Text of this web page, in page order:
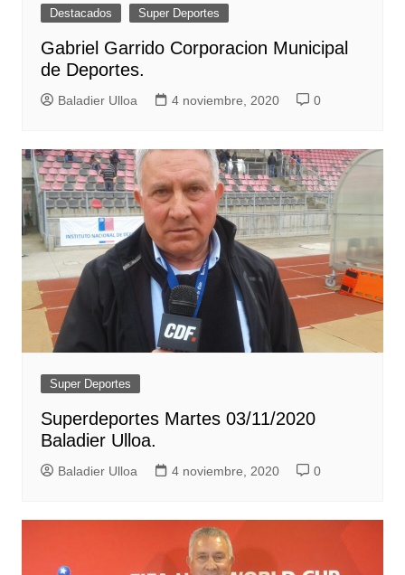
Destacados Super Deportes
Gabriel Garrido Corporacion Municipal
de Deportes.
Baladier Ulloa 4 noviembre, 2020 0
Super Deportes
Superdeportes Martes 03/11/2020
Baladier Ulloa.
Baladier Ulloa 4 noviembre, 2020 0